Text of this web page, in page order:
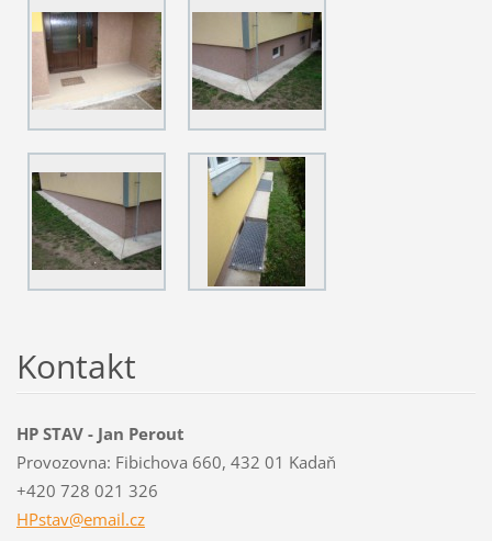
Kontakt
HP STAV - Jan Perout
Provozovna: Fibichova 660, 432 01 Kadaň
+420 728 021 326
HPstav@email.cz